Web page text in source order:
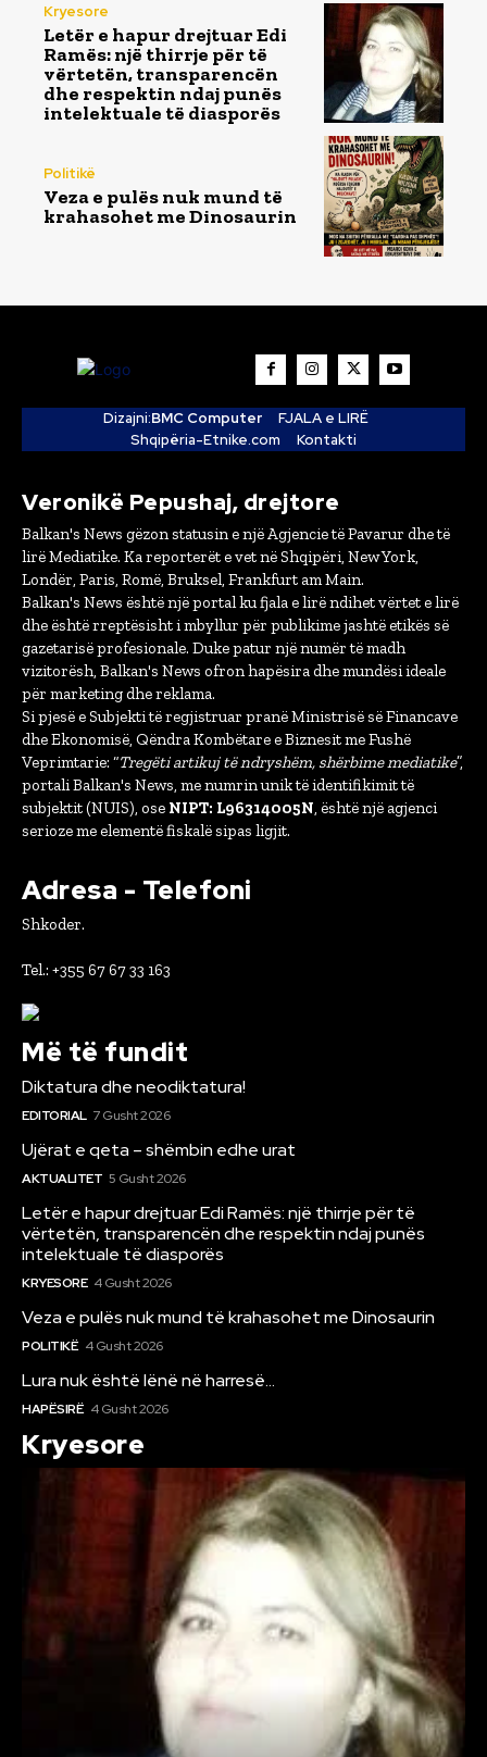
Kryesore
Letër e hapur drejtuar Edi
Ramës: një thirrje për të
vërtetën, transparencën
dhe respektin ndaj punës
intelektuale të diasporës
Politikë
Veza e pulës nuk mund të
krahasohet me Dinosaurin
Dizajni:BMC Computer
FJALA e LIRË
Shqipëria-Etnike.com
Kontakti
Veronikë Pepushaj, drejtore
Balkan's News gëzon statusin e një Agjencie të Pavarur dhe të
lirë Mediatike. Ka reporterët e vet në Shqipëri, New York,
Londër, Paris, Romë, Bruksel, Frankfurt am Main.
Balkan's News është një portal ku fjala e lirë ndihet vërtet e lirë
dhe është rreptësisht i mbyllur për publikime jashtë etikës së
gazetarisë profesionale. Duke patur një numër të madh
vizitorësh, Balkan's News ofron hapësira dhe mundësi ideale
për marketing dhe reklama.
Si pjesë e Subjekti të regjistruar pranë Ministrisë së Financave
dhe Ekonomisë, Qëndra Kombëtare e Biznesit me Fushë
Veprimtarie: “Tregëti artikuj të ndryshëm, shërbime mediatike”,
portali Balkan's News, me numrin unik të identifikimit të
subjektit (NUIS), ose NIPT: L96314005N, është një agjenci
serioze me elementë fiskalë sipas ligjit.
Adresa - Telefoni
Shkoder.
Tel.: +355 67 67 33 163
Më të fundit
Diktatura dhe neodiktatura!
EDITORIAL 7 Gusht 2026
Ujërat e qeta – shëmbin edhe urat
AKTUALITET 5 Gusht 2026
Letër e hapur drejtuar Edi Ramës: një thirrje për të
vërtetën, transparencën dhe respektin ndaj punës
intelektuale të diasporës
KRYESORE 4 Gusht 2026
Veza e pulës nuk mund të krahasohet me Dinosaurin
POLITIKË 4 Gusht 2026
Lura nuk është lënë në harresë…
HAPËSIRË 4 Gusht 2026
Kryesore